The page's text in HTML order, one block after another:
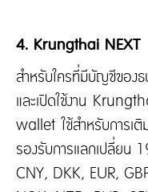
4. Krungthai NEXT
สำหรับใครที่มีบัญชีของ
และเปิดใช้งาน
wallet ใช้สำหรับการเติ
รองรับการแลกเปลี่ยน
CNY, DKK, EUR,